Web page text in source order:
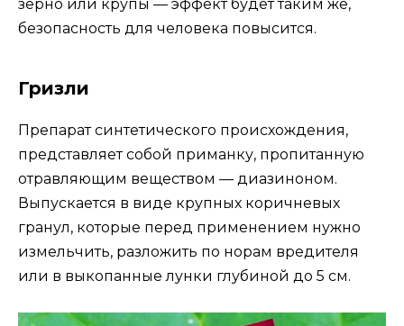
зерно или крупы — эффект будет таким же,
безопасность для человека повысится.
Гризли
Препарат синтетического происхождения,
представляет собой приманку, пропитанную
отравляющим веществом — диазиноном.
Выпускается в виде крупных коричневых
гранул, которые перед применением нужно
измельчить, разложить по норам вредителя
или в выкопанные лунки глубиной до 5 см.